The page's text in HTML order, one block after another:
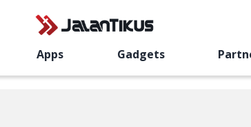
Apps Gadgets